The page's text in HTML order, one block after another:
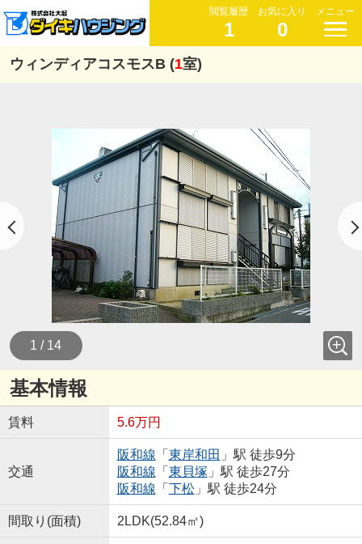
閲覧履歴
1
お気に入り
0
メニュー
ウィンディアコスモスB (1室)
1 / 14
基本情報
賃料 5.6万円
交通
阪和線 「 東岸和田 」駅 徒歩9分
阪和線 「 東貝塚 」駅 徒歩27分
阪和線 「 下松」駅 徒歩24分
間取り(面積) 2LDK(52.84㎡)